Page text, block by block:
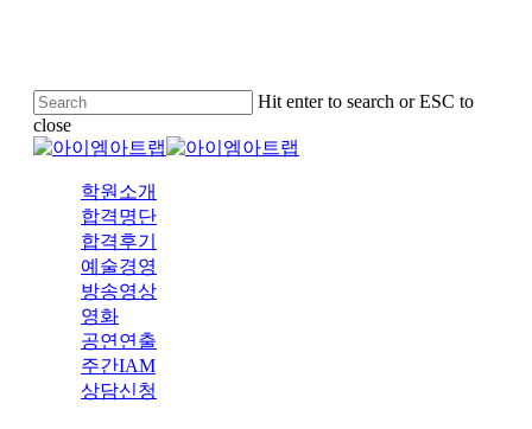
Hit enter to search or ESC to
close
Close
학원소개
합격명단
합격후기
예술경영
방송영상
영화
공연연출
주간IAM
상담신청